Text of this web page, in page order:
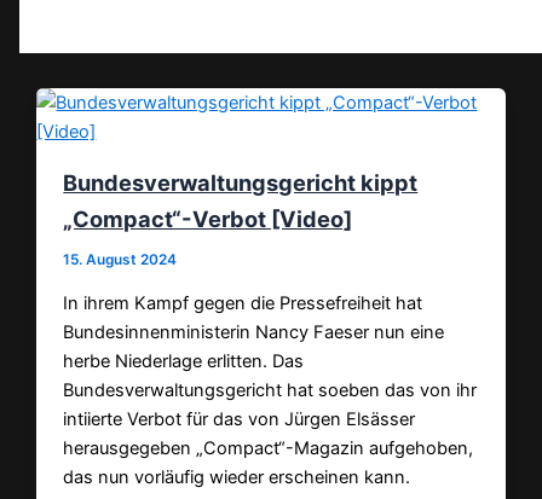
Bundesverwaltungsgericht kippt
„Compact“-Verbot [Video]
15. August 2024
In ihrem Kampf gegen die Pressefreiheit hat
Bundesinnenministerin Nancy Faeser nun eine
herbe Niederlage erlitten. Das
Bundesverwaltungsgericht hat soeben das von ihr
intiierte Verbot für das von Jürgen Elsässer
herausgegeben „Compact“-Magazin aufgehoben,
das nun vorläufig wieder erscheinen kann.